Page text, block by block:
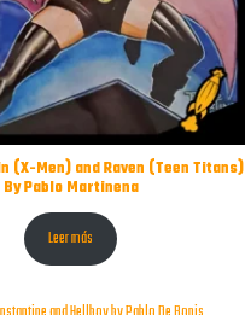
(X-Men) and Raven (Teen Titans)
By Pablo Martinena
Leer más